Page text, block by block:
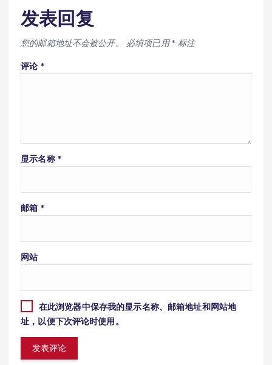
发表回复
您的邮箱地址不会被公开。 必填项已用* 标注
评论 *
显示名称 *
邮箱 *
网站
在此浏览器中保存我的显示名称、邮箱地址和网站地
址，以便下次评论时使用。